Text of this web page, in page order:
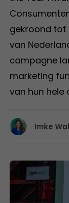
gekroond tot
van
campagne
marketing
van hun hele
Imke